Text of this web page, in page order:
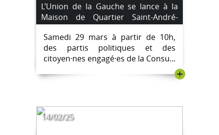
L’Union de la Gauche se lance à la
Maison de Quartier Saint-André-
d’Ornay le 29 mars 2025
Samedi 29 mars à partir de 10h,
des partis politiques et des
citoyen·nes engagé·es de la Consu...
+
14/02/25